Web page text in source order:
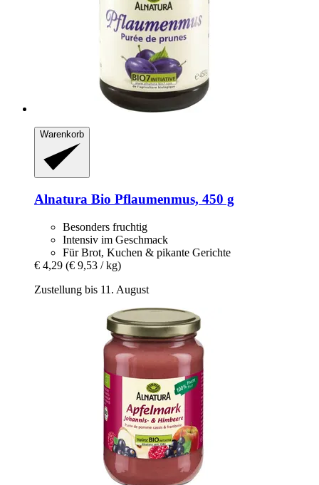
Warenkorb
Alnatura Bio Pflaumenmus, 450 g
Besonders fruchtig
Intensiv im Geschmack
Für Brot, Kuchen & pikante Gerichte
€ 4,29 (€ 9,53 / kg)
Zustellung bis 11. August